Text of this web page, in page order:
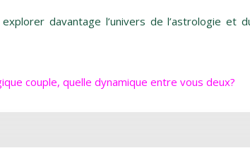
explorer davantage l’univers de l’astrologie
couple, quelle dynamique entre vous deux?